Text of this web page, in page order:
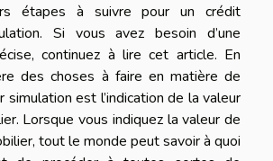
étapes à suivre pour un crédit
Si vous avez besoin d’une
continuez à lire cet article. En
des choses à faire en matière de
simulation est l’indication de la valeur
Lorsque vous indiquez la valeur de
tout le monde peut savoir à quoi